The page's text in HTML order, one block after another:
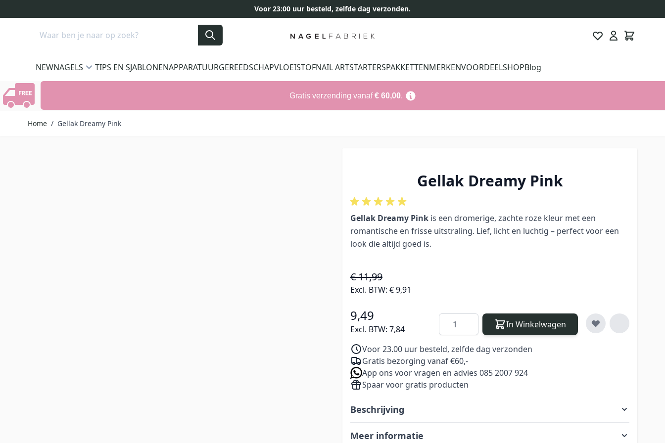
Voor 23:00 uur besteld, zelfde dag verzonden.
Search
NEWNAGELS TIPS EN SJABLONENAPPARATUURGEREEDSCHAPVLOEISTOFNAIL ARTSTARTERSPAKKETTENMERKENVOORDEELSHOPBlog
Gratis verzending vanaf€ 60,00.
Home / Gellak Dreamy Pink
Gellak Dreamy Pink
Gellak Dreamy Pink is een dromerige, zachte roze kleur met een
romantische en frisse uitstraling. Lief, licht en luchtig – perfect voor een
look die altijd goed is.
€ 11,99
Excl. BTW:€ 9,91
9,49
Excl. BTW: 7,84
Aantal In Winkelwagen
Voor 23.00 uur besteld, zelfde dag verzonden
Gratis bezorging vanaf €60,-
App ons voor vragen en advies 085 2007 924
Spaar voor gratis producten
Beschrijving
Meer informatie